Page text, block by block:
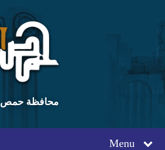
content
main
navigation
footer
محافظة حمص
Menu